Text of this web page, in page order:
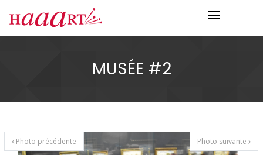
MUSÉE #2
Photo précédente Photo suivante